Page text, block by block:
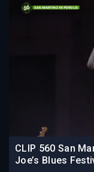
CLIP 560 San
Joe’s Blues